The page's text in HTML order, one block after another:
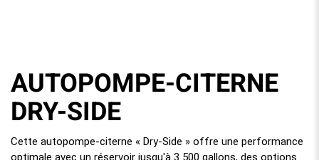
AUTOPOMPE-CITERNE
DRY-SIDE
Cette autopompe-citerne « Dry-Side » offre une performance
optimale avec un réservoir jusqu'à 3 500 gallons, des options